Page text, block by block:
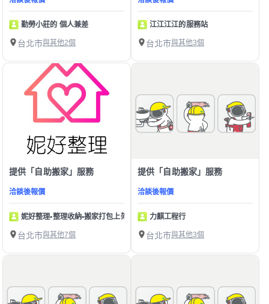
勤勞小莊的 個人兼差
台北市與其他2個
江江江江的服務站
台北市與其他3個
提供「自助搬家」服務
洽談後報價
妮好整理•整理收納•搬家打包上架
台北市與其他7個
提供「自助搬家」服務
洽談後報價
力麒工程行
台北市與其他3個